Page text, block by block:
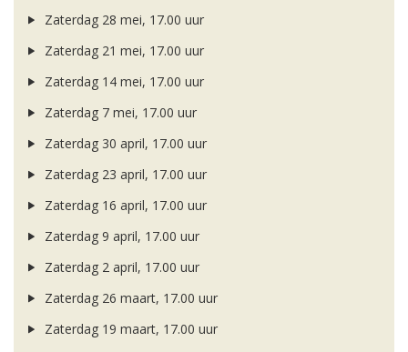
Zaterdag 28 mei, 17.00 uur
Zaterdag 21 mei, 17.00 uur
Zaterdag 14 mei, 17.00 uur
Zaterdag 7 mei, 17.00 uur
Zaterdag 30 april, 17.00 uur
Zaterdag 23 april, 17.00 uur
Zaterdag 16 april, 17.00 uur
Zaterdag 9 april, 17.00 uur
Zaterdag 2 april, 17.00 uur
Zaterdag 26 maart, 17.00 uur
Zaterdag 19 maart, 17.00 uur